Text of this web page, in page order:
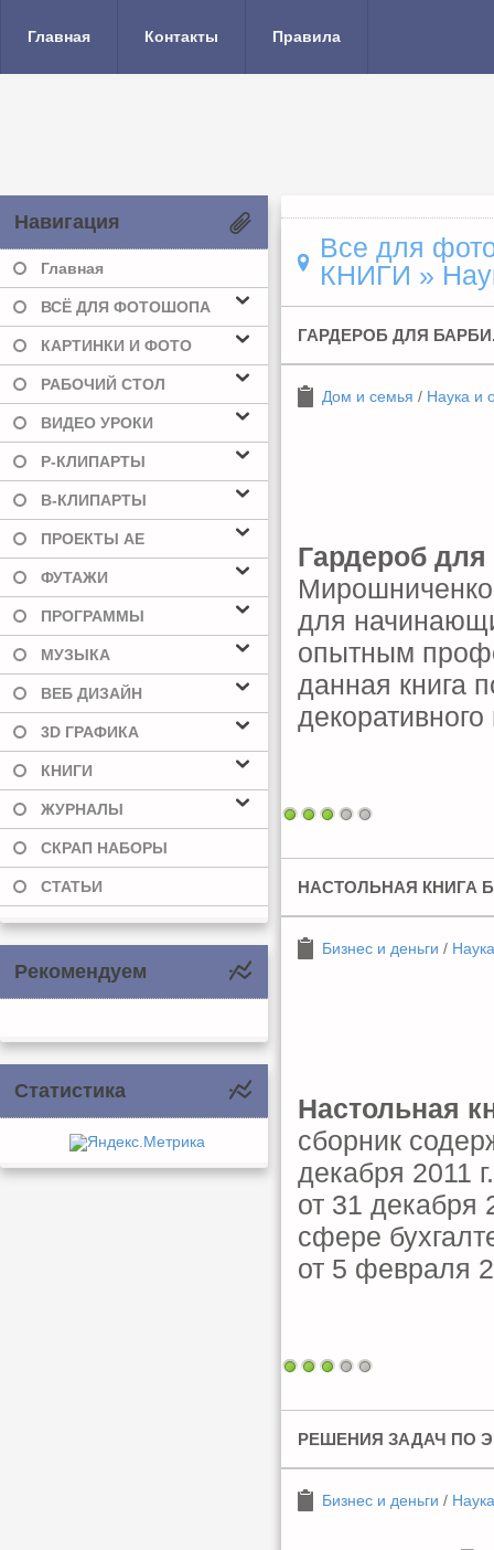
Главная Контакты Правила
Навигация
Главная
ВСЁ ДЛЯ ФОТОШОПА
КАРТИНКИ И ФОТО
РАБОЧИЙ СТОЛ
ВИДЕО УРОКИ
Р-КЛИПАРТЫ
В-КЛИПАРТЫ
ПРОЕКТЫ AE
ФУТАЖИ
ПРОГРАММЫ
МУЗЫКА
ВЕБ ДИЗАЙН
3D ГРАФИКА
КНИГИ
ЖУРНАЛЫ
СКРАП НАБОРЫ
СТАТЬИ
Рекомендуем
Статистика
Все для
КНИГИ »
ГАРДЕРОБ ДЛЯ
Дом и семья / Наука и
Гардероб
Мирошниченко
для
опытным
данная книга
НАСТОЛЬНАЯ КНИГА
Бизнес и деньги /
Настольная
сборник
декабря 2011
от 31 декабря
сфере
от 5 февраля
РЕШЕНИЯ ЗАДАЧ ПО
Бизнес и деньги /